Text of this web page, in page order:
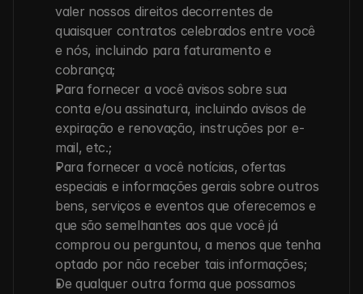
valer nossos direitos decorrentes de
quaisquer contratos celebrados entre você
e nós, incluindo para faturamento e
cobrança;
Para fornecer a você avisos sobre sua
conta e/ou assinatura, incluindo avisos de
expiração e renovação, instruções por e-
mail, etc.;
Para fornecer a você notícias, ofertas
especiais e informações gerais sobre outros
bens, serviços e eventos que oferecemos e
que são semelhantes aos que você já
comprou ou perguntou, a menos que tenha
optado por não receber tais informações;
De qualquer outra forma que possamos